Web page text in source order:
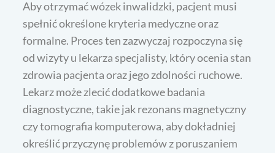
Aby otrzymać wózek inwalidzki, pacjent musi
spełnić określone kryteria medyczne oraz
formalne. Proces ten zazwyczaj rozpoczyna się
od wizyty u lekarza specjalisty, który ocenia stan
zdrowia pacjenta oraz jego zdolności ruchowe.
Lekarz może zlecić dodatkowe badania
diagnostyczne, takie jak rezonans magnetyczny
czy tomografia komputerowa, aby dokładniej
określić przyczynę problemów z poruszaniem